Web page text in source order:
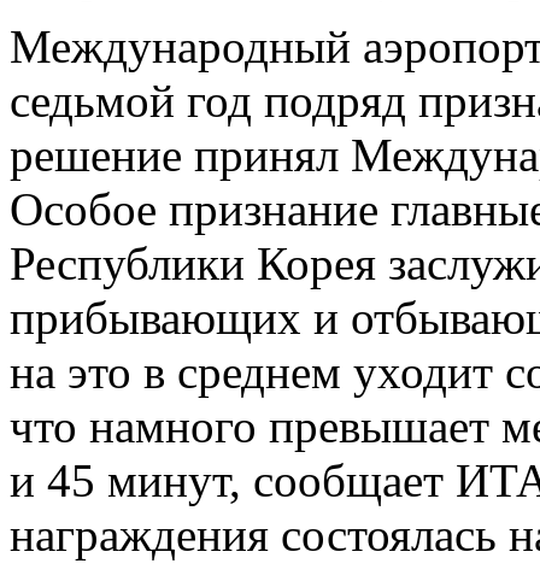
Международный
седьмой год подряд
решение принял
Особое признание
Республики Корея
прибывающих и
на это в среднем уходит
что намного превышает
и 45 минут, сообщает
награждения состоялась